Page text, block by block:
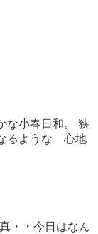
小春日和。 狭
るような 心地
・・今日はなん